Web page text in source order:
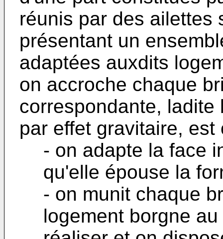
réunis par des ailettes
présentant un
adaptées auxdits
on accroche chaque
correspondante,
par effet gravitaire,
- on adapte la face
qu'elle épouse la
- on munit chaque
logement borgne